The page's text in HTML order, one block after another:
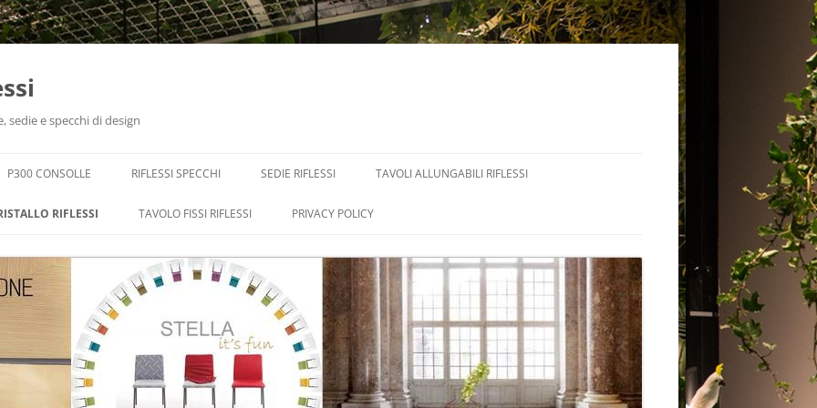
sedie e specchi di design
P300 CONSOLLE RIFLESSI SPECCHI SEDIE RIFLESSI TAVOLI ALLUNGABILI RIFLESSI
RIFLESSI TAVOLO FISSI RIFLESSI PRIVACY POLICY